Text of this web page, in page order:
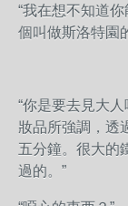
“我在想不知道
個叫做斯洛特園
“你是要去見大
妝品所強調，透
五分鐘。很大的
過的。”